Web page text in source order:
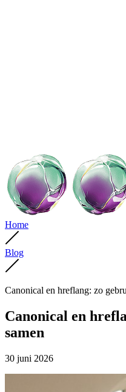
Home
Blog
Canonical en hreflang: zo
Canonical en
samen
30 juni 2026